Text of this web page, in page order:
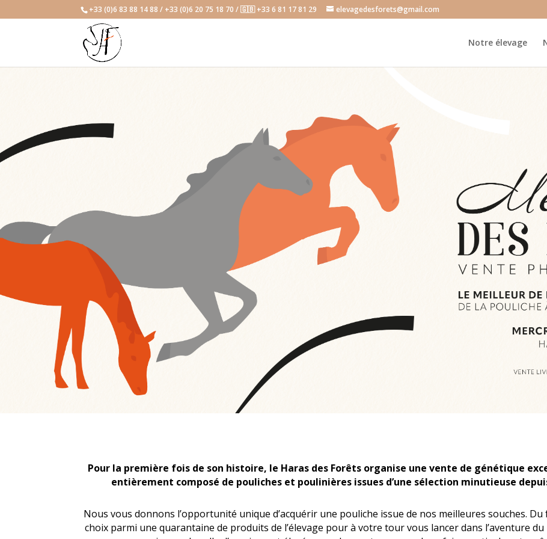
+33 (0)6 83 88 14 88 / +33 (0)6 20 75 18 70 / 🇬🇧 +33 6 81 17 81 29 elevagedesforets@gmail.com
Notre élevage
Pour la première fois de son histoire, le Haras des Forêts organise une vente de génétique
entièrement composé de pouliches et poulinières issues d’une sélection minutieuse
Nous vous donnons l’opportunité unique d’acquérir une pouliche issue de nos meilleures souches.
choix parmi une quarantaine de produits de l’élevage pour à votre tour vous lancer dans l’aventure